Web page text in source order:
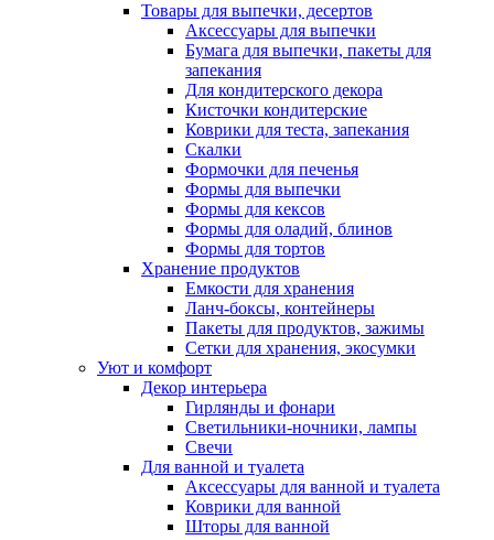
Товары для выпечки, десертов
Аксессуары для выпечки
Бумага для выпечки, пакеты для
запекания
Для кондитерского декора
Кисточки кондитерские
Коврики для теста, запекания
Скалки
Формочки для печенья
Формы для выпечки
Формы для кексов
Формы для оладий, блинов
Формы для тортов
Хранение продуктов
Емкости для хранения
Ланч-боксы, контейнеры
Пакеты для продуктов, зажимы
Сетки для хранения, экосумки
Уют и комфорт
Декор интерьера
Гирлянды и фонари
Светильники-ночники, лампы
Свечи
Для ванной и туалета
Аксессуары для ванной и туалета
Коврики для ванной
Шторы для ванной